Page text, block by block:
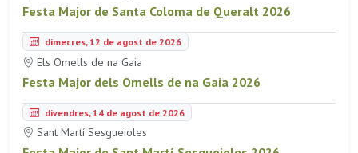
Festa Major de Santa Coloma de Queralt 2026
dimecres, 12 de agost de 2026
Els Omells de na Gaia
Festa Major dels Omells de na Gaia 2026
divendres, 14 de agost de 2026
Sant Martí Sesgueioles